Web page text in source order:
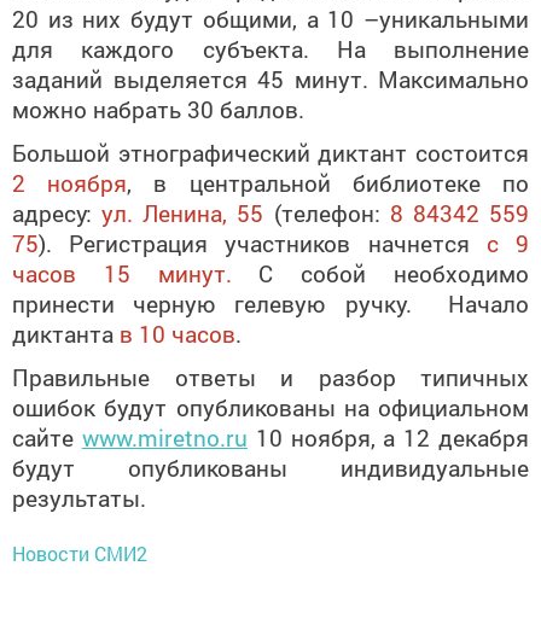
20 из них будут общими, а 10 –уникальными
для каждого субъекта. На выполнение
заданий выделяется 45 минут. Максимально
можно набрать 30 баллов.
Большой этнографический диктант состоится
2 ноября, в центральной библиотеке по
адресу:ул. Ленина, 55 (телефон: 8 84342 559
75). Регистрация участников начнется с 9
часов 15 минут. С собой необходимо
принести черную гелевую ручку. Начало
диктанта в 10 часов.
Правильные ответы и разбор типичных
ошибок будут опубликованы на официальном
сайте www.miretno.ru 10 ноября, а 12 декабря
будут опубликованы индивидуальные
результаты.
Новости СМИ2